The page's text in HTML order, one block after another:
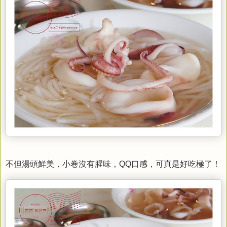
不但湯頭鮮美，小卷沒有腥味，QQ口感，可真是好吃極了！